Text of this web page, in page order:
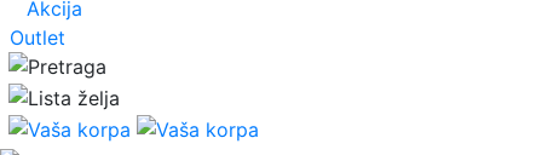
Akcija
Outlet